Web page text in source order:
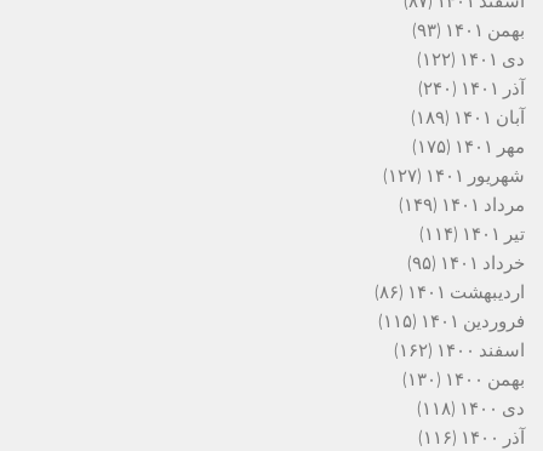
بهمن ۱۴۰۱
(۹۳)
دی ۱۴۰۱
(۱۲۲)
آذر ۱۴۰۱
(۲۴۰)
آبان ۱۴۰۱
(۱۸۹)
مهر ۱۴۰۱
(۱۷۵)
شهریور ۱۴۰۱
(۱۲۷)
مرداد ۱۴۰۱
(۱۴۹)
تیر ۱۴۰۱
(۱۱۴)
خرداد ۱۴۰۱
(۹۵)
اردیبهشت ۱۴۰۱
(۸۶)
فروردین ۱۴۰۱
(۱۱۵)
اسفند ۱۴۰۰
(۱۶۲)
بهمن ۱۴۰۰
(۱۳۰)
دی ۱۴۰۰
(۱۱۸)
آذر ۱۴۰۰
(۱۱۶)